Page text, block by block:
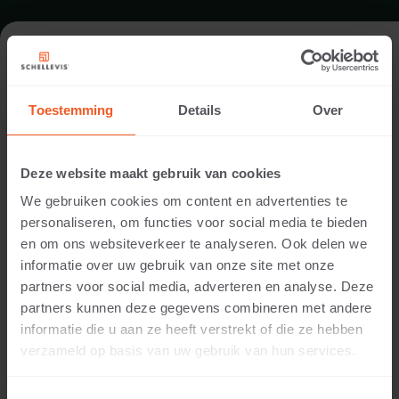
Toestemming Details Over
Deze website maakt gebruik van cookies
We gebruiken cookies om content en advertenties te
personaliseren, om functies voor social media te bieden
en om ons websiteverkeer te analyseren. Ook delen we
informatie over uw gebruik van onze site met onze
partners voor social media, adverteren en analyse. Deze
partners kunnen deze gegevens combineren met andere
informatie die u aan ze heeft verstrekt of die ze hebben
verzameld op basis van uw gebruik van hun services.
TERRAS IN DIDAM
Architect:
Locatie:
Didam
Toepassing:
Terras
Fotografie:
Cees Rijnen
Producten:
Grootformaat tegel 100x100x5 Crème